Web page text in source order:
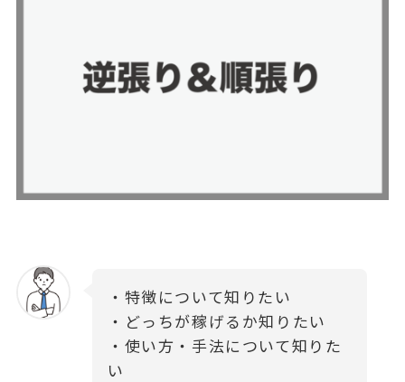
・特徴について知りたい
・どっちが稼げるか知りたい
・使い方・手法について知りた
い